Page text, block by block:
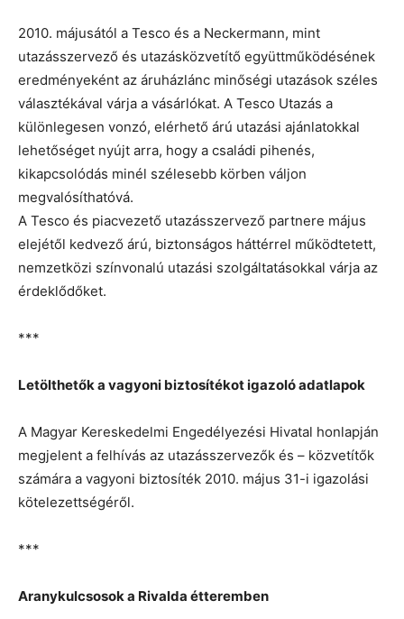
2010. májusától a Tesco és a Neckermann, mint
utazásszervező és utazásközvetítő együttműködésének
eredményeként az áruházlánc minőségi utazások széles
választékával várja a vásárlókat. A Tesco Utazás a
különlegesen vonzó, elérhető árú utazási ajánlatokkal
lehetőséget nyújt arra, hogy a családi pihenés,
kikapcsolódás minél szélesebb körben váljon
megvalósíthatóvá.
A Tesco és piacvezető utazásszervező partnere május
elejétől kedvező árú, biztonságos háttérrel működtetett,
nemzetközi színvonalú utazási szolgáltatásokkal várja az
érdeklődőket.
***
Letölthetők a vagyoni biztosítékot igazoló adatlapok
A Magyar Kereskedelmi Engedélyezési Hivatal honlapján
megjelent a felhívás az utazásszervezők és – közvetítők
számára a vagyoni biztosíték 2010. május 31-i igazolási
kötelezettségéről.
***
Aranykulcsosok a Rivalda étteremben